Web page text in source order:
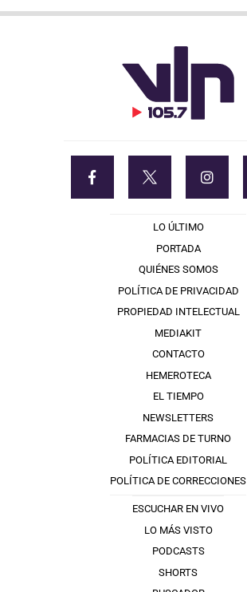
LO ÚLTIMO
PORTADA
QUIÉNES SOMOS
POLÍTICA DE PRIVACIDAD
PROPIEDAD INTELECTUAL
MEDIAKIT
CONTACTO
HEMEROTECA
EL TIEMPO
NEWSLETTERS
FARMACIAS DE TURNO
POLÍTICA EDITORIAL
POLÍTICA DE CORRECCIONES
ESCUCHAR EN VIVO
LO MÁS VISTO
PODCASTS
SHORTS